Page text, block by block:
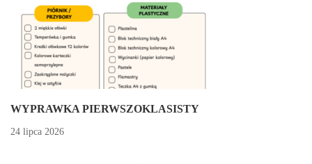
WYPRAWKA PIERWSZOKLASISTY
24 lipca 2026